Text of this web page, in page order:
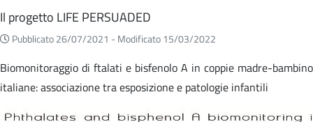
Eventi
Il progetto LIFE PERSUADED
Pubblicato 26/07/2021 - Modificato 15/03/2022
Biomonitoraggio di ftalati e bisfenolo A in coppie madre-bambino
italiane: associazione tra esposizione e patologie infantili